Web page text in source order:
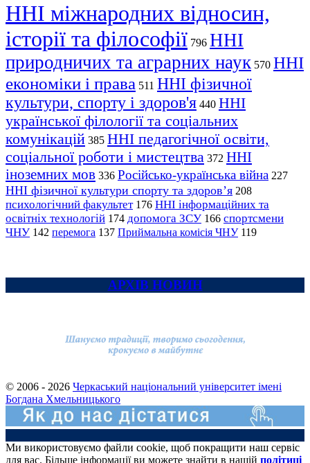
ННІ міжнародних відносин,
історії та філософії 796 ННІ
природничих та аграрних наук 570 ННІ
економіки і права 511 ННІ фізичної
культури, спорту і здоров'я 440 ННІ
української філології та соціальних
комунікацій 385 ННІ педагогічної освіти,
соціальної роботи і мистецтва 372 ННІ
іноземних мов 336 Російсько-українська війна 227
ННІ фізичної культури спорту та здоров’я 208
психологічний факультет 176 ННІ інформаційних та
освітніх технологій 174 допомога ЗСУ 166 спортсмени
ЧНУ 142 перемога 137 Приймальна комісія ЧНУ 119
АРХІВ НОВИН
© 2006 - 2026 Черкаський національний університет імені
Богдана Хмельницького
Ми використовуємо файли cookie, щоб покращити наш сервіс
для вас. Більше інформації ви можете знайти в нашій політиці